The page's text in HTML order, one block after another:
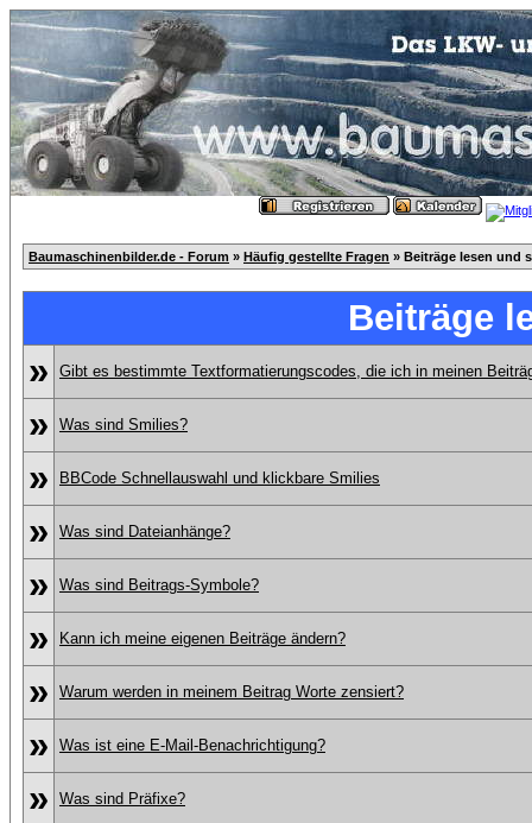
Baumaschinenbilder.de - Forum » Häufig gestellte Fragen » Beiträge lesen und
Beiträge
»
Gibt es bestimmte Textformatierungscodes, die ich in meinen
» Was sind Smilies?
» BBCode Schnellauswahl und klickbare Smilies
» Was sind Dateianhänge?
» Was sind Beitrags-Symbole?
» Kann ich meine eigenen Beiträge ändern?
» Warum werden in meinem Beitrag Worte zensiert?
» Was ist eine E-Mail-Benachrichtigung?
» Was sind Präfixe?